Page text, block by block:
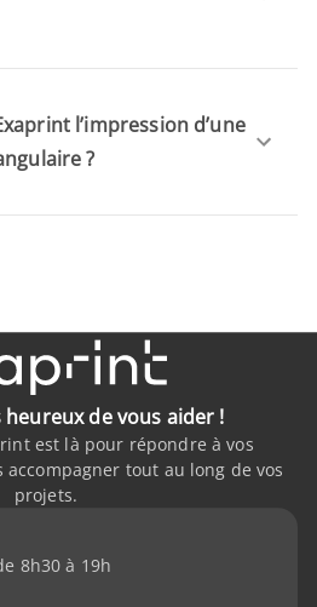
l’impression d’une
?
de vous aider !
est là pour répondre à vos
tout au long de vos
projets.
8h30 à 19h